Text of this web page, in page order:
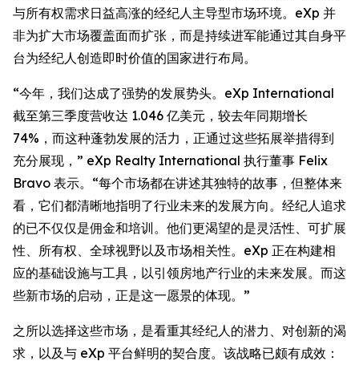
与所有权需求日益高涨的经纪人主导型市场环境。eXp 并
非为扩大市场覆盖面而扩张，而是持续进军能通过其自身平
台为经纪人创造即时价值的国家进行布局。
“今年，我们达成了强势的发展势头。eXp International
截至第三季度营收达 1.046 亿美元，较去年同期增长
74%，而这种蓬勃发展的活力，正通过这些拓展举措得到
充分展现，” eXp Realty International 执行董事 Felix
Bravo 表示。“每个市场都在讲述其独特的故事，但整体来
看，它们都清晰地指明了行业未来的发展方向。经纪人追求
的已不仅仅是佣金和培训。他们更渴望的是灵活性、可扩展
性、所有权、全球视野以及市场相关性。eXp 正在构建相
应的基础设施与工具，以引领房地产行业的未来发展。而这
些新市场的启动，正是这一愿景的体现。”
之所以选择这些市场，是看重其经纪人的潜力、对创新的渴
求，以及与 eXp 平台鲜明的契合度。该战略已颇有成效：